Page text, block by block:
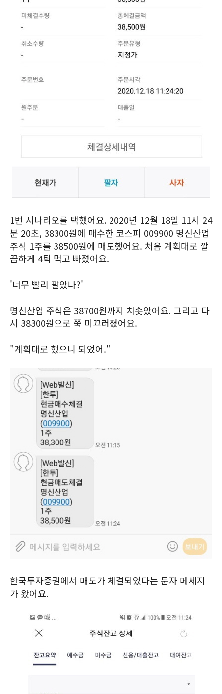
1번 시나리오를 택했어요. 2020년 12월 18일 11시 24
분 20초, 38300원에 매수한 코스피 009900 명신산업
주식 1주를 38500원에 매도했어요. 처음 계획대로 깔
끔하게 4틱 먹고 빠졌어요.
'너무 빨리 팔았나?'
명신산업 주식은 38700원까지 치솟았어요. 그리고 다
시 38300원으로 쭉 미끄러졌어요.
"계획대로 했으니 되었어."
한국투자증권에서 매도가 체결되었다는 문자 메세지
가 왔어요.